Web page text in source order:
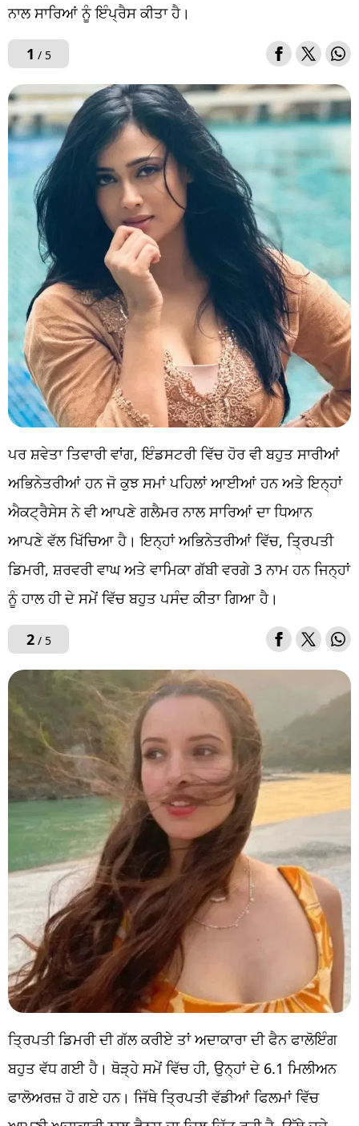
ਨਾਲ ਸਾਰਿਆਂ ਨੂੰ ਇੰਪ੍ਰੈਸ ਕੀਤਾ ਹੈ।
1 / 5
ਪਰ ਸ਼ਵੇਤਾ ਤਿਵਾਰੀ ਵਾਂਗ, ਇੰਡਸਟਰੀ ਵਿੱਚ ਹੋਰ ਵੀ ਬਹੁਤ ਸਾਰੀਆਂ
ਅਭਿਨੇਤਰੀਆਂ ਹਨ ਜੋ ਕੁਝ ਸਮਾਂ ਪਹਿਲਾਂ ਆਈਆਂ ਹਨ ਅਤੇ ਇਨ੍ਹਾਂ
ਐਕਟ੍ਰੈਸੇਸ ਨੇ ਵੀ ਆਪਣੇ ਗਲੈਮਰ ਨਾਲ ਸਾਰਿਆਂ ਦਾ ਧਿਆਨ
ਆਪਣੇ ਵੱਲ ਖਿੱਚਿਆ ਹੈ। ਇਨ੍ਹਾਂ ਅਭਿਨੇਤਰੀਆਂ ਵਿੱਚ, ਤ੍ਰਿਪਤੀ
ਡਿਮਰੀ, ਸ਼ਰਵਰੀ ਵਾਘ ਅਤੇ ਵਾਮਿਕਾ ਗੱਬੀ ਵਰਗੇ 3 ਨਾਮ ਹਨ ਜਿਨ੍ਹਾਂ
ਨੂੰ ਹਾਲ ਹੀ ਦੇ ਸਮੇਂ ਵਿੱਚ ਬਹੁਤ ਪਸੰਦ ਕੀਤਾ ਗਿਆ ਹੈ।
2/ 5
ਤ੍ਰਿਪਤੀ ਡਿਮਰੀ ਦੀ ਗੱਲ ਕਰੀਏ ਤਾਂ ਅਦਾਕਾਰਾ ਦੀ ਫੈਨ ਫਾਲੋਇੰਗ
ਬਹੁਤ ਵੱਧ ਗਈ ਹੈ। ਥੋੜ੍ਹੇ ਸਮੇਂ ਵਿੱਚ ਹੀ, ਉਨ੍ਹਾਂ ਦੇ 6.1 ਮਿਲੀਅਨ
ਫਾਲੋਅਰਜ਼ ਹੋ ਗਏ ਹਨ। ਜਿੱਥੇ ਤ੍ਰਿਪਤੀ ਵੱਡੀਆਂ ਫਿਲਮਾਂ ਵਿੱਚ